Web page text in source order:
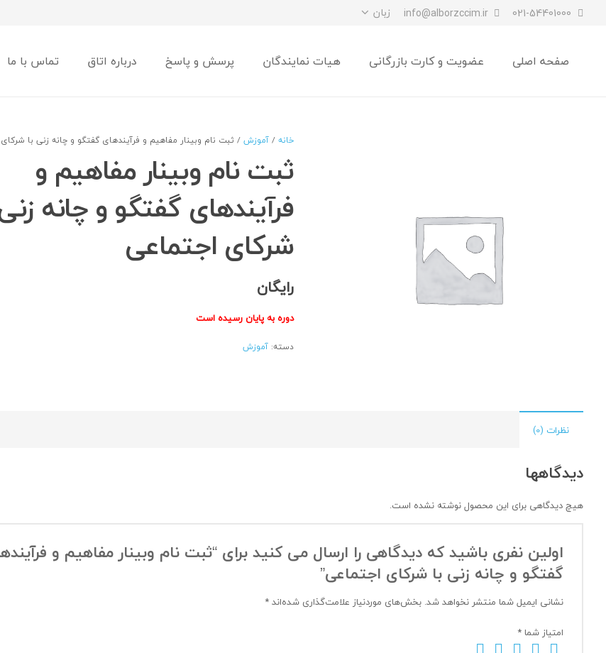
021-54401000
info@alborzccim.ir زبان
صفحه اصلی عضویت و کارت بازرگانی هیات نمایندگان پرسش و پاسخ درباره اتاق تماس با ما
خانه /آموزش / ثبت نام وبینار مفاهیم و فرآیندهای گفتگو و چانه زنی با
ثبت نام وبینار مفاهیم و
فرآیندهای گفتگو و چانه
شرکای اجتماعی
رایگان
دوره به پایان رسیده است
دسته:آموزش
نظرات (0)
دیدگاهها
هیچ دیدگاهی برای این محصول نوشته نشده است.
اولین نفری باشید که دیدگاهی را ارسال می کنید برای “ثبت نام وبینار مفاهیم و
گفتگو و چانه زنی با شرکای اجتماعی”
نشانی ایمیل شما منتشر نخواهد شد. بخش‌های موردنیاز علامت‌گذاری شده‌اند*
امتیاز شما*